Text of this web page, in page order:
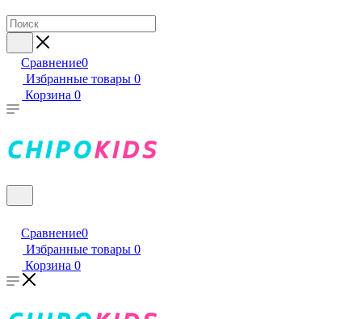
Сравнение0
Избранные товары 0
Корзина 0
Сравнение0
Избранные товары 0
Корзина 0